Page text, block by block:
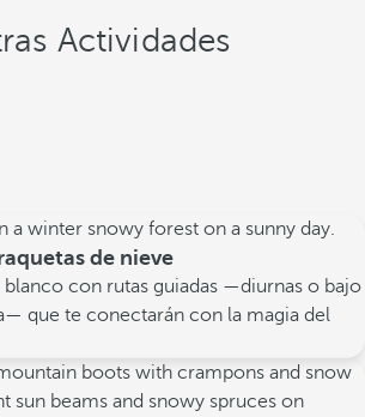
Actividades
de nieve
con rutas guiadas —diurnas o bajo
que te conectarán con la magia del